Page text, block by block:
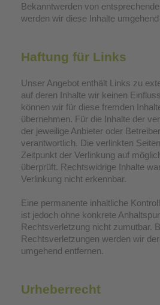
Bekanntwerden von
werden wir diese Inhalte
Haftung für Links
Unser Angebot enthält Links zu
auf deren Inhalte wir keinen
können wir für diese fremden
übernehmen. Für die Inhalte der
der jeweilige Anbieter oder
verantwortlich. Die verlinkten
Zeitpunkt der Verlinkung auf
überprüft. Rechtswidrige Inhalte
Verlinkung nicht erkennbar.
Eine permanente inhaltliche
ist jedoch ohne konkrete
Rechtsverletzung nicht zumutbar.
Rechtsverletzungen werden wir
umgehend entfernen.
Urheberrecht